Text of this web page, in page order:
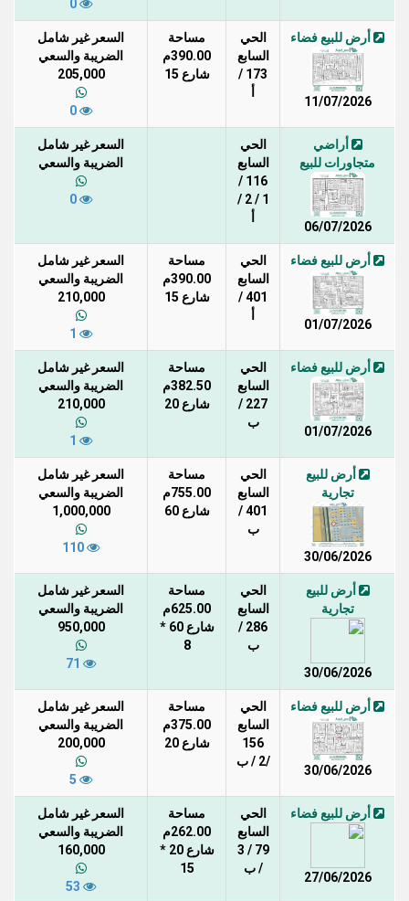
أرض للبيع فضاء
11/07/2026
الحي
السابع
173 /
مساحة
390.00م
شارع 15
السعر غير شامل
الضريبة والسعي
205,000
أراضي
متجاورات للبيع
06/07/2026
الحي
السابع
116 /
1 / 2 /
السعر غير شامل
الضريبة والسعي
أرض للبيع فضاء
01/07/2026
الحي
السابع
401 /
مساحة
390.00م
شارع 15
السعر غير شامل
الضريبة والسعي
210,000
أرض للبيع فضاء
01/07/2026
الحي
السابع
227 /
ب
مساحة
382.50م
شارع 20
السعر غير شامل
الضريبة والسعي
210,000
أرض للبيع
تجارية
30/06/2026
الحي
السابع
401 /
ب
مساحة
755.00م
شارع 60
السعر غير شامل
الضريبة والسعي
1,000,000
أرض للبيع
تجارية
30/06/2026
الحي
السابع
286 /
ب
مساحة
625.00م
شارع 60 *
8
السعر غير شامل
الضريبة والسعي
950,000
أرض للبيع فضاء
30/06/2026
الحي
السابع
156
/2 / ب
مساحة
375.00م
شارع 20
السعر غير شامل
الضريبة والسعي
200,000
أرض للبيع فضاء
27/06/2026
الحي
السابع
79 / 3
/ ب
مساحة
262.00م
شارع 20 *
15
السعر غير شامل
الضريبة والسعي
160,000